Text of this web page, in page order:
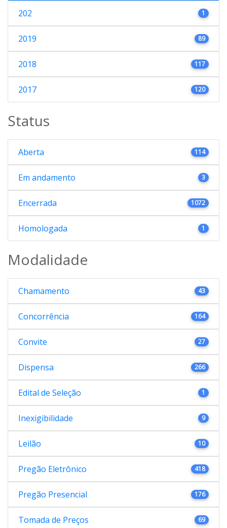
202 1
2019 89
2018 117
2017 120
Status
Aberta 114
Em andamento 3
Encerrada 1072
Homologada 1
Modalidade
Chamamento 43
Concorrência 164
Convite 27
Dispensa 266
Edital de Seleção 1
Inexigibilidade 9
Leilão 10
Pregão Eletrônico 418
Pregão Presencial 176
Tomada de Preços 69